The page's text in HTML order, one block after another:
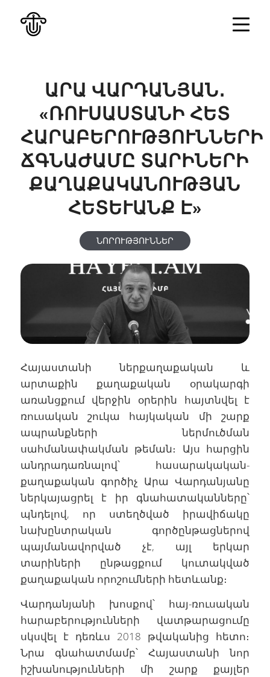
ԱՐԱ ՎԱՐԴԱՆՅԱՆ․
«ՌՈՒՍԱՍՏԱՆԻ ՀԵՏ
ՀԱՐԱԲԵՐՈՒԹՅՈՒՆՆԵՐԻ
ՃԳՆԱԺԱՄԸ ՏԱՐԻՆԵՐԻ
ՔԱՂԱՔԱԿԱՆՈՒԹՅԱՆ
ՀԵՏԵՒԱՆՔ Է»
ՆՈՐՈՒԹՅՈՒՆՆԵՐ
Հայաստանի ներքաղաքական և
արտաքին քաղաքական օրակարգի
առանցքում վերջին օրերին հայտնվել է
ռուսական շուկա հայկական մի շարք
ապրանքների ներմուծման
սահմանափակման թեման։ Այս հարցին
անդրադառնալով՝ հասարակական-
քաղաքական գործիչ Արա Վարդանյանը
ներկայացրել է իր գնահատականները՝
պնդելով, որ ստեղծված իրավիճակը
նախընտրական գործընթացներով
պայմանավորված չէ, այլ երկար
տարիների ընթացքում կուտակված
քաղաքական որոշումների հետևանք։
Վարդանյանի խոսքով՝ հայ-ռուսական
հարաբերությունների վատթարացումը
սկսվել է դեռևս 2018 թվականից հետո։
Նրա գնահատմամբ՝ Հայաստանի նոր
իշխանությունների մի շարք քայլեր